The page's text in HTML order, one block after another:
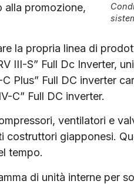
alla promozione,
la propria linea di
III-S” Full Dc Inverter,
Plus” Full DC inverter
C” Full DC inverter.
ventilatori e
giapponesi.
tempo.
di unità interne per